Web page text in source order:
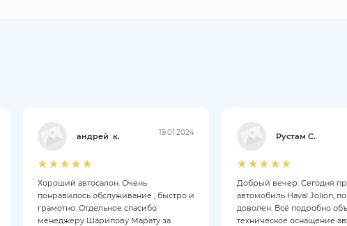
андрей к. 19.01.2024
Хороший автосалон. Очень
понравилось обслуживание , быстро и
грамотно. Отдельное спасибо
менеджеру Шарипову Марату за
Рустам С.
Добрый вечер. Сегодня
автомобиль Haval Jolion,
доволен. Всё подробно
техническое оснащение